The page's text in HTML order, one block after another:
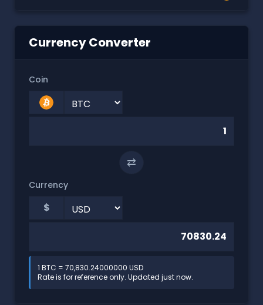
Currency Converter
Coin
⇄
Currency
$
1 BTC = 70,830.24000000 USD
Rate is for reference only. Updated just now.